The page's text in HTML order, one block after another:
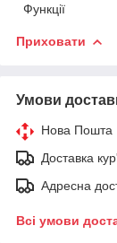
Функції
Приховати
Умови
Нова Пошта
Доставка
Адресна
Всі умови